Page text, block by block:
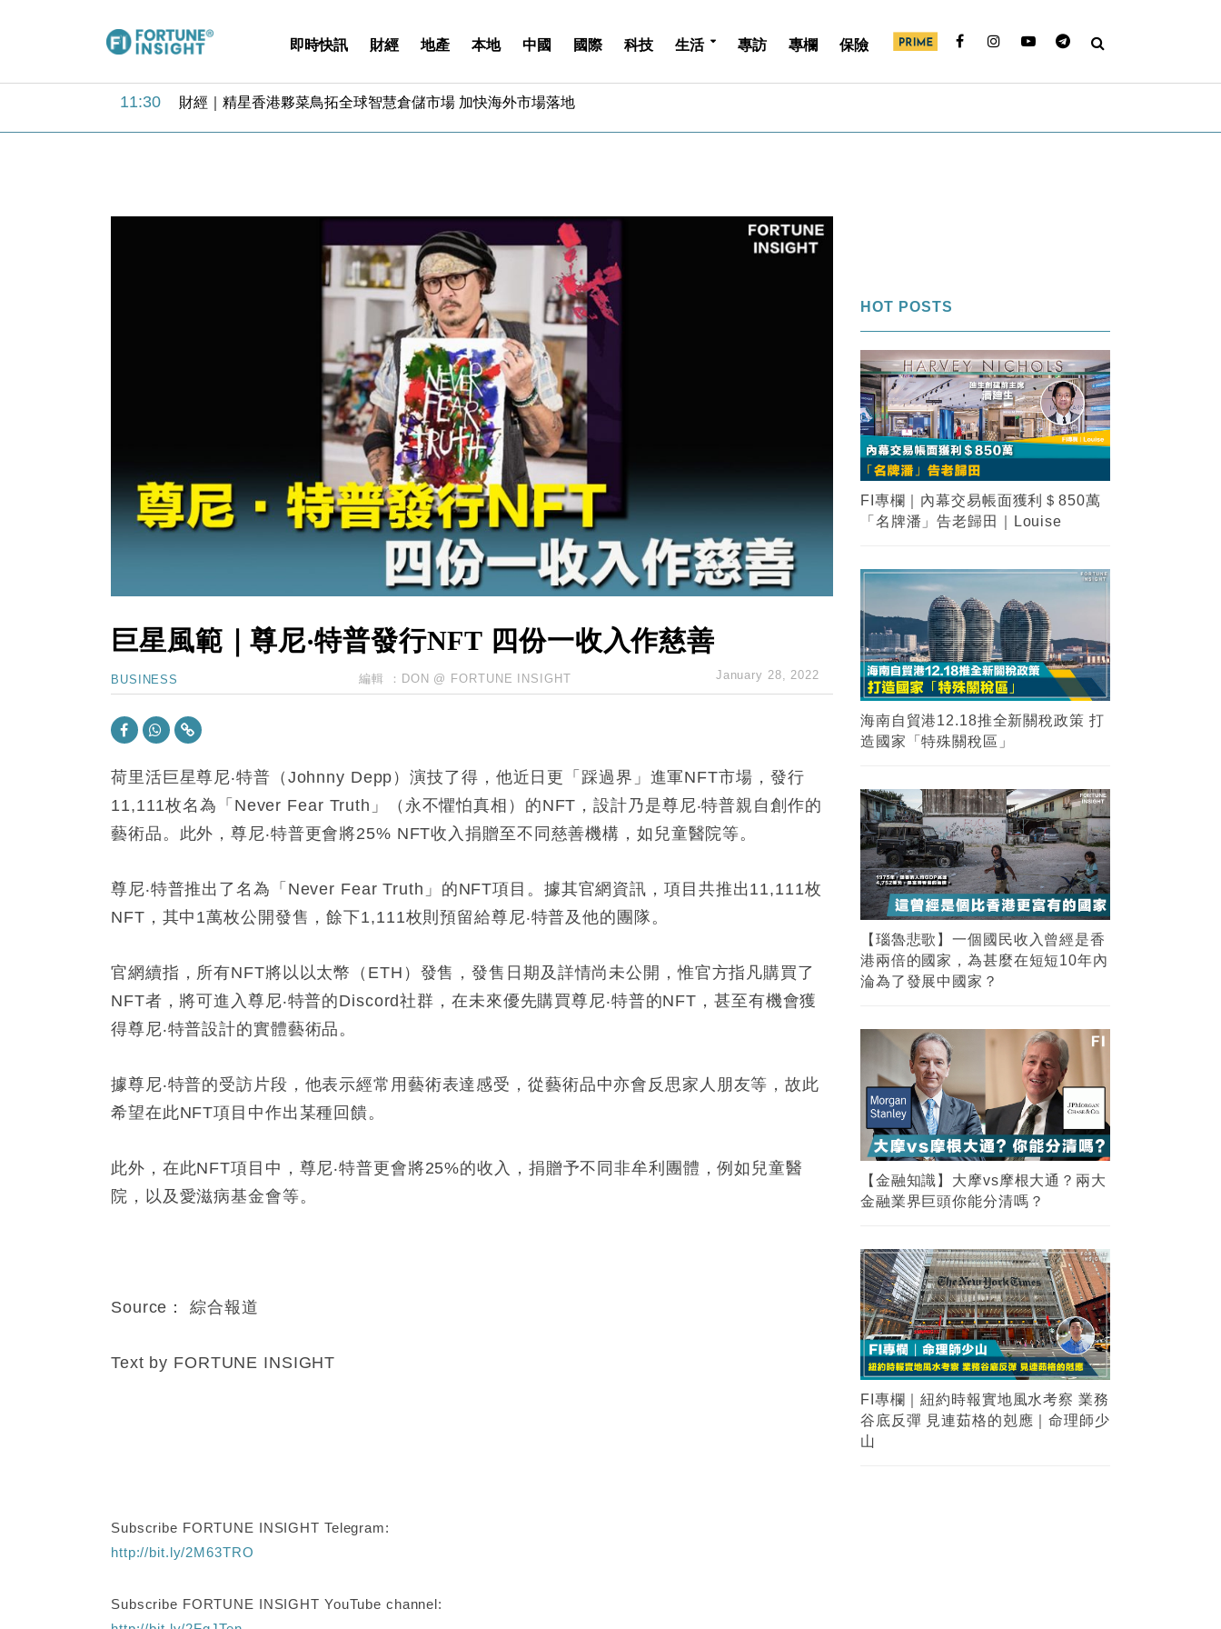
即時快訊 財經 地產 本地 中國 國際 科技 生活 專訪 專欄 保險
15:59 財經｜SA售股自救後再出手 斥4億美元押注未上市公司
11:30 財經｜精星香港夥菜鳥拓全球智慧倉儲市場 加快海外市場落地
10:57 財經｜美商務部擬擴大金屬關稅範圍 14類產品或加徵25%
本地｜新世界K11 9月升級會員制度 增鉑金卡級別鎖定高消費客群
財經｜本港6月零售額連升14個月 珠寶鐘錶銷售升勢最強
財經｜滙控重啟最多10億美元回購 派息比率目標維持50%
財經｜SA售股自救後再出手 斥4億美元押注未上市公司
財經｜精星香港夥菜鳥拓全球智慧倉儲市場 加快海外市場落地
地產｜大酒店中期轉賺2300萬元 斥21億翻新香港及東京半島
國際｜特朗普赴洛杉磯高球場活動前 男子攜槍彈被捕
財經｜香港7月PMI回落至51 企業擴張放慢兼縮減人手
財經｜黑石傳再籌逾360億美元 支援Anthropic租用Google晶片
財經｜美商務部擬擴大金屬關稅範圍 14類產品或加徵25%
本地｜新世界K11 9月升級會員制度 增鉑金卡級別鎖定高消費客群
17:40 財經｜本港6月零售額連升14個月 珠寶鐘錶銷售升勢最強
16:33 財經｜滙控重啟最多10億美元回購 派息比率目標維持50%
巨星風範｜尊尼‧特普發行NFT 四份一收入作慈善
BUSINESS 編輯 ： DON @ FORTUNE INSIGHT January 28, 2022
荷里活巨星尊尼‧特普（ Johnny Depp ）演技了得，他近日更「踩過界」進軍NFT市場，發行
11,111枚名為「 Never Fear Truth 」（永不懼怕真相）的NFT ，設計乃是尊尼‧特普親自創作的
藝術品。此外，尊尼‧特普更會將25% NFT收入捐贈至不同慈善機構，如兒童醫院等。
尊尼‧特普推出了名為「 Never Fear Truth 」的NFT項目。據其官網資訊，項目共推出11,111枚
NFT ，其中 1萬枚公開發售，餘下1,111枚則預留給尊尼‧特普及他的團隊。
官網續指，所有NFT將以以太幣（ ETH ）發售，發售日期及詳情尚未公開，惟官方指凡購買了
NFT者，將可進入尊尼‧特普的Discord社群，在未來優先購買尊尼‧特普的NFT ，甚至有機會獲
得尊尼‧特普設計的實體藝術品。
據尊尼‧特普的受訪片段，他表示經常用藝術表達感受，從藝術品中亦會反思家人朋友等，故此
希望在此NFT項目中作出某種回饋。
此外，在此NFT項目中，尊尼‧特普更會將25%的收入，捐贈予不同非牟利團體，例如兒童醫
院，以及愛滋病基金會等。
Source ： 綜合報道
Text by FORTUNE INSIGHT
Subscribe FORTUNE INSIGHT Telegram:
http://bit.ly/2M63TRO
Subscribe FORTUNE INSIGHT YouTube channel:
HOT POSTS
FI專欄｜內幕交易帳面獲利＄850萬
「名牌潘」告老歸田｜Louise
海南自貿港12.18推全新關稅政策 打
造國家「特殊關稅區」
【瑙魯悲歌】一個國民收入曾經是香
港兩倍的國家，為甚麼在短短10年內
淪為了發展中國家？
【金融知識】大摩vs摩根大通？兩大
金融業界巨頭你能分清嗎？
FI專欄｜紐約時報實地風水考察 業務
谷底反彈 見連茹格的剋應｜命理師少
山